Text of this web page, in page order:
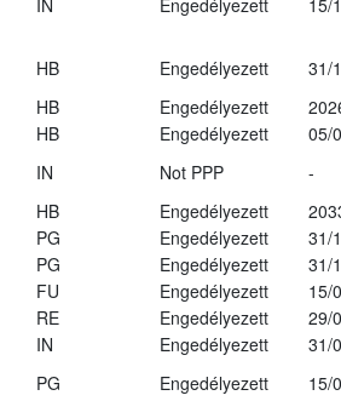
IN Engedélyezett 15/
HB Engedélyezett
31/
HB Engedélyezett
HB Engedélyezett
05/
IN Not PPP
-
HB Engedélyezett
PG Engedélyezett
31/
PG Engedélyezett
31/
FU Engedélyezett
15/
RE Engedélyezett
29/
IN Engedélyezett
31/
PG Engedélyezett
15/